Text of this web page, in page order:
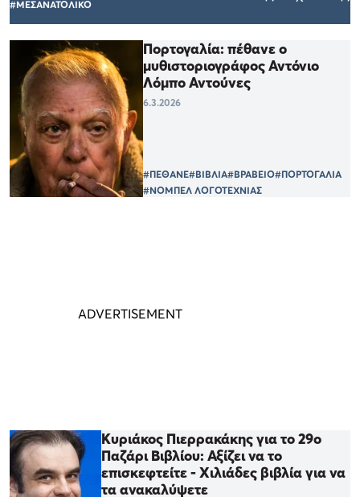
#ΜΕΣΑΝΑΤΟΛΙΚΟ
Πορτογαλία: πέθανε ο
μυθιστοριογράφος Αντόνιο
Λόμπο Αντούνες
6.3.2026
#ΠΕΘΑΝΕ#ΒΙΒΛΙΑ#ΒΡΑΒΕΙΟ#ΠΟΡΤΟΓΑΛΙΑ
#ΝΟΜΠΕΛ ΛΟΓΟΤΕΧΝΙΑΣ
Κυριάκος Πιερρακάκης για το 29ο
Παζάρι Βιβλίου: Αξίζει να το
επισκεφτείτε - Χιλιάδες βιβλία για να
τα ανακαλύψετε